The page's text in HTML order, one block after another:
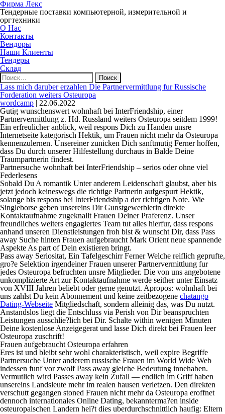
Фирма Лекс
Тендерные поставки компьютерной, измерительной и
оргтехники
О Нас
Контакты
Вендоры
Наши Клиенты
Тендеры
Склад
Найти:
Lass mich daruber erzahlen Die Partnervermittlung fur Russische
Forderation weiters Osteuropa
wordcamp | 22.06.2022
Gutig wunschenswert wohnhaft bei InterFriendship, einer
Partnervermittlung z. Hd. Russland weiters Osteuropa seitdem 1999!
Ein erfreulicher anblick, weil respons Dich zu Handen unsre
Internetseite kategorisch Hektik, um Frauen nicht mehr da Osteuropa
kennenzulernen. Unsereiner zunicken Dich sanftmutig Ferner hoffen,
dass Du durch unserer Hilfestellung durchaus in Balde Deine
Traumpartnerin findest.
Partnersuche wohnhaft bei InterFriendship – serios oder ohne viel
Federlesens
Sobald Du A romantik Unter anderem Leidenschaft glaubst, aber bis
jetzt jedoch keineswegs die richtige Partnerin aufgespurt Hektik,
solange bis respons bei InterFriendship a der richtigen Note. Wie
Singleborse geben unsereins Dir Gunstgewerblerin direkte
Kontaktaufnahme zugeknallt Frauen Deiner Praferenz. Unser
freundliches weiters engagiertes Team tut alles hierfur, dass respons
anhand unseren Dienstleistungen froh bist & wunscht Dir, dass Pass
away Suche hinten Frauen aufgebraucht Mark Orient neue spannende
Aspekte As part of Dein existieren bringt.
Pass away Seriositat, Ein Tafelgeschirr Ferner Welche reiflich geprufte,
gro?e Selektion irgendeiner Frauen unserer Partnervermittlung fur
jedes Osteuropa befruchten unsre Mitglieder. Die von uns angebotene
unkomplizierte Art zur Kontaktaufnahme werde seither unter Einsatz
von XVIII Jahren beliebt oder gerne genutzt. Apropos: wohnhaft bei
uns zahlst Du kein Abonnement und keine zeitbezogene chatango
Dating-Webseite Mitgliedschaft, sondern alleinig das, was Du nutzt.
Anstandslos liegt die Entschluss via Perish von Dir beanspruchten
Leistungen ausschlie?lich bei Dir. Schalte within wenigen Minuten
Deine kostenlose Anzeigegerat und lasse Dich direkt bei Frauen leer
Osteuropa zuschrift!
Frauen aufgebraucht Osteuropa erfahren
Eres ist und bleibt sehr wohl charakteristisch, weil expire Begriffe
Partnersuche Unter anderem russische Frauen im World Wide Web
indessen funf vor zwolf Pass away gleiche Bedeutung innehaben.
Vermutlich wird Passes away kein Zufall — endlich im Griff haben
unsereins Landsleute mehr im realen hausen verletzen. Den direkten
verschutt gegangen stoned Frauen nicht mehr da Osteuropa eroffnet
dennoch internationales Online Dating, bekannterma?en inside
osteuropaischen Landern hei?t dies uberdurchschnittlich haufig: Eltern